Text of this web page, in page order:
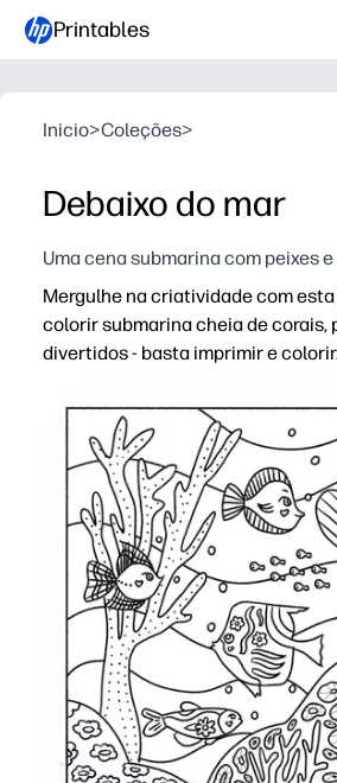
Printables
Inicio>Coleções>
Debaixo do mar
Uma cena submarina com peixes
Mergulhe na criatividade com
colorir submarina cheia de corais,
divertidos - basta imprimir e
Preparação zero - imprima
Mantém as crianças
Desenvolve habilidades -
Uso flexível — perfeito para